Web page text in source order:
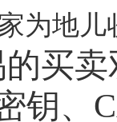
为地
买
钥、